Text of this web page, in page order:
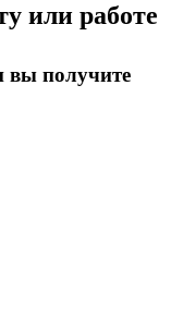
или работе
вы получите